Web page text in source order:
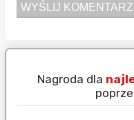
WYŚLIJ KOMENTARZ
Nagroda dla